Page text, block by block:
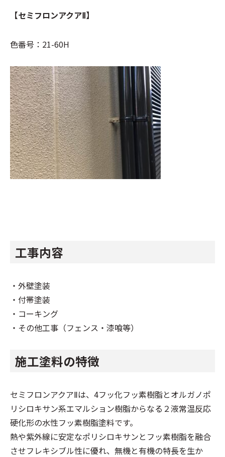
【セミフロンアクアⅡ】
色番号：21-60H
工事内容
・外壁塗装
・付帯塗装
・コーキング
・その他工事（フェンス・漆喰等）
施工塗料の特徴
セミフロンアクアⅡは、4フッ化フッ素樹脂とオルガノポ
リシロキサン系エマルション樹脂からなる２液常温反応
硬化形の水性フッ素樹脂塗料です。
熱や紫外線に安定なポリシロキサンとフッ素樹脂を融合
させフレキシブル性に優れ、無機と有機の特長を生か